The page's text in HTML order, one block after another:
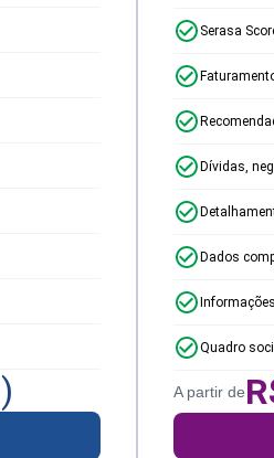
)
Serasa
Dívidas,
Dados
Quadro
A partir de